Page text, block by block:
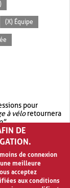
(X) Équipe
pour
à véloretournera
.
.garage OR vélo
à vélo
DE
de connexion
meilleure
acceptez
aux conditions